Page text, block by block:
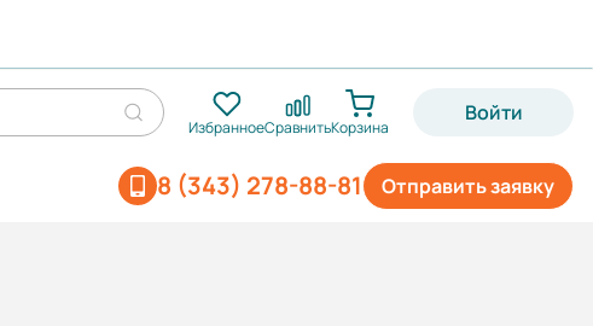
ИзбранноеСравнитьКорзина
Войти
Отправить заявку
8 (343) 278-88-81